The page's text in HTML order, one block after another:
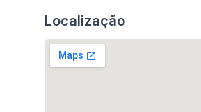
Localização